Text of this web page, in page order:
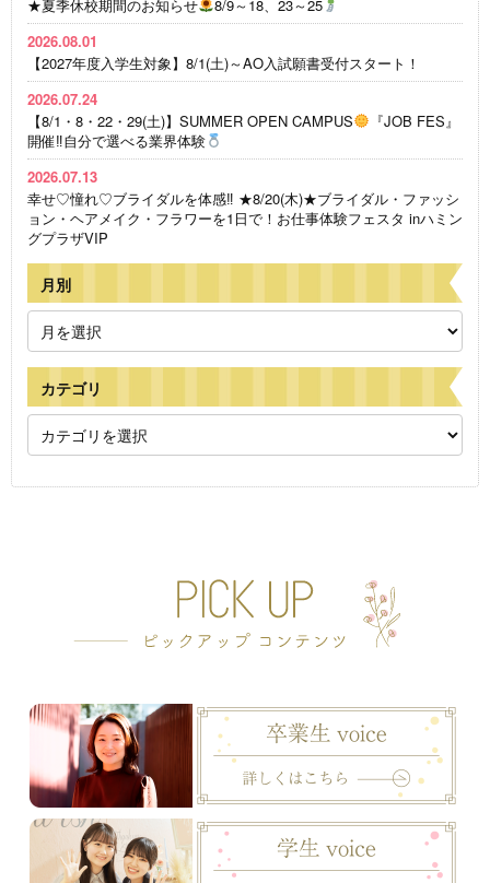
★夏季休校期間のお知らせ
8/9～18、23～25
2026.08.01
【2027年度入学生対象】8/1(土)～AO入試願書受付スタート！
2026.07.24
【8/1・8・22・29(土)】SUMMER OPEN CAMPUS
『JOB FES』
開催‼自分で選べる業界体験
2026.07.13
幸せ♡憧れ♡ブライダルを体感‼ ★8/20(木)★ブライダル・ファッシ
ョン・ヘアメイク・フラワーを1日で！お仕事体験フェスタ inハミン
グプラザVIP
月別
カテゴリ